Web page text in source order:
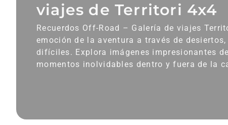
viajes de Territori 4x4
Recuerdos Off-Road – Galería de viajes
emoción de la aventura a través de
difíciles. Explora imágenes impresionantes
momentos inolvidables dentro y fuera de la